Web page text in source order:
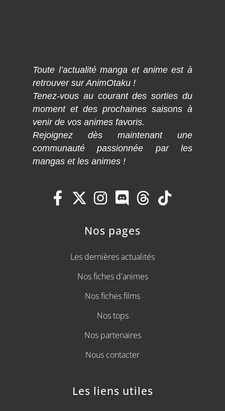
Toute l’actualité manga et anime est à
retrouver sur AnimOtaku !
Tenez-vous au courant des sorties du
moment et des prochaines saisons à
venir de vos animes favoris.
Rejoignez dès maintenant une
communauté passionnée par les
mangas et les animes !
Nos pages
Les dernières actualités
Nos fiches d'animes
Nos fiches films
Nos tops
Nos partenaires
Nous contacter
Les liens utiles